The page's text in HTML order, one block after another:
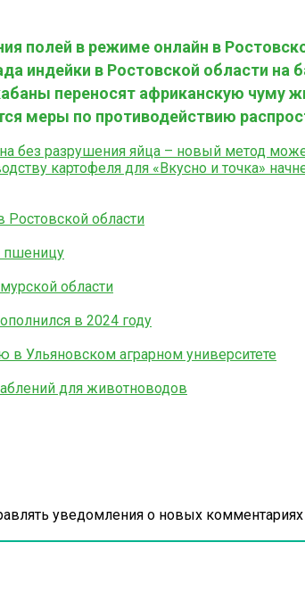
полей в режиме онлайн в
индейки в Ростовской области на
переносят африканскую чуму
меры по противодействию
без разрушения яйца – новый метод
картофеля для «Вкусно и точка»
области
пшеницу
области
в 2024 году
Ульяновском аграрном университете
для животноводов
уведомления о новых